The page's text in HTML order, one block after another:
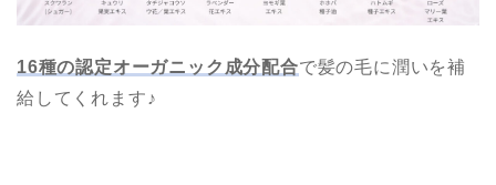
16種の認定オーガニック成分配合で髪の毛に潤いを補
給してくれます♪